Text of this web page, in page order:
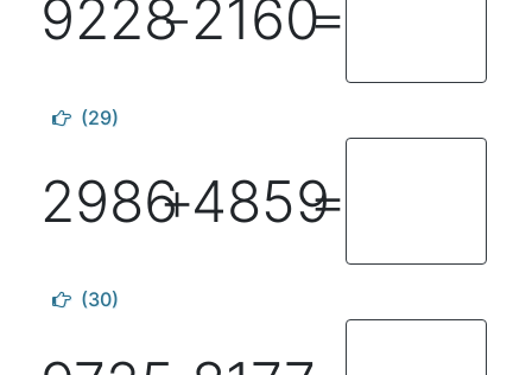
9228－2160＝
(29)
2986＋4859
＝
(30)